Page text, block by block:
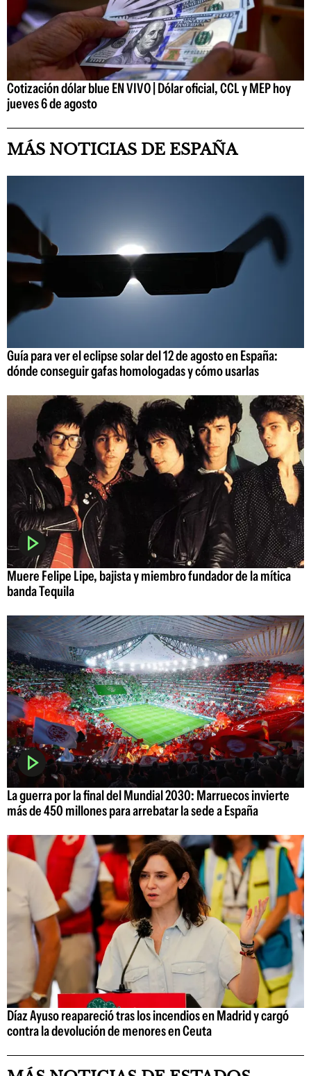
Cotización dólar blue EN VIVO | Dólar oficial, CCL y MEP hoy
jueves 6 de agosto
MÁS NOTICIAS DE ESPAÑA
Guía para ver el eclipse solar del 12 de agosto en España:
dónde conseguir gafas homologadas y cómo usarlas
Muere Felipe Lipe, bajista y miembro fundador de la mítica
banda Tequila
La guerra por la final del Mundial 2030: Marruecos invierte
más de 450 millones para arrebatar la sede a España
Díaz Ayuso reapareció tras los incendios en Madrid y cargó
contra la devolución de menores en Ceuta